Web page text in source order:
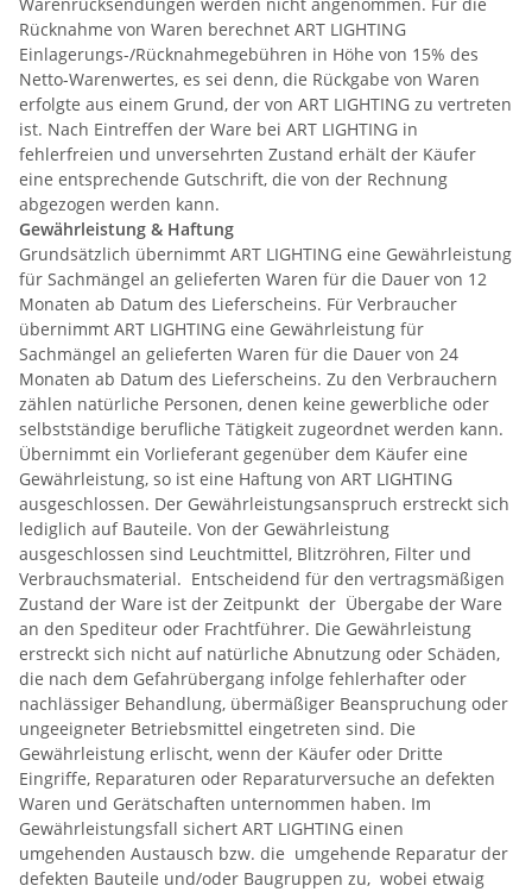
Rücknahme von Waren berechnet ART LIGHTING
Einlagerungs-/Rücknahmegebühren in Höhe von 15% des
Netto-Warenwertes, es sei denn, die Rückgabe von Waren
erfolgte aus einem Grund, der von ART LIGHTING zu vertreten
ist. Nach Eintreffen der Ware bei ART LIGHTING in
fehlerfreien und unversehrten Zustand erhält der Käufer
eine entsprechende Gutschrift, die von der Rechnung
abgezogen werden kann.
Gewährleistung & Haftung
Grundsätzlich übernimmt ART LIGHTING eine Gewährleistung
für Sachmängel an gelieferten Waren für die Dauer von 12
Monaten ab Datum des Lieferscheins. Für Verbraucher
übernimmt ART LIGHTING eine Gewährleistung für
Sachmängel an gelieferten Waren für die Dauer von 24
Monaten ab Datum des Lieferscheins. Zu den Verbrauchern
zählen natürliche Personen, denen keine gewerbliche oder
selbstständige berufliche Tätigkeit zugeordnet werden kann.
Übernimmt ein Vorlieferant gegenüber dem Käufer eine
Gewährleistung, so ist eine Haftung von ART LIGHTING
ausgeschlossen. Der Gewährleistungsanspruch erstreckt sich
lediglich auf Bauteile. Von der Gewährleistung
ausgeschlossen sind Leuchtmittel, Blitzröhren, Filter und
Verbrauchsmaterial. Entscheidend für den vertragsmäßigen
Zustand der Ware ist der Zeitpunkt der Übergabe der Ware
an den Spediteur oder Frachtführer. Die Gewährleistung
erstreckt sich nicht auf natürliche Abnutzung oder Schäden,
die nach dem Gefahrübergang infolge fehlerhafter oder
nachlässiger Behandlung, übermäßiger Beanspruchung oder
ungeeigneter Betriebsmittel eingetreten sind. Die
Gewährleistung erlischt, wenn der Käufer oder Dritte
Eingriffe, Reparaturen oder Reparaturversuche an defekten
Waren und Gerätschaften unternommen haben. Im
Gewährleistungsfall sichert ART LIGHTING einen
umgehenden Austausch bzw. die umgehende Reparatur der
defekten Bauteile und/oder Baugruppen zu, wobei etwaig